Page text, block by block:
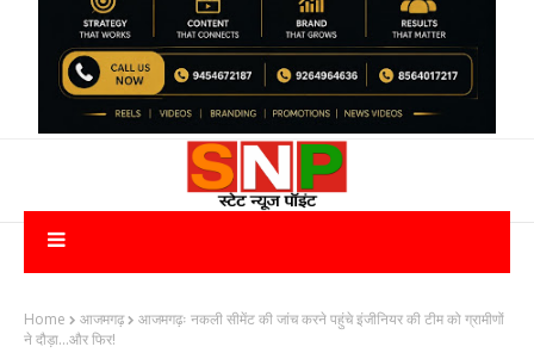
Home आजमगढ़
आजमगढ़ः नकली सीमेंट की जांच करने पहुंचे इंजीनियर की टीम को ग्रामीणों
ने दौड़ा...और फिर!